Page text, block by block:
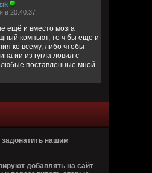
в 20:40:37
ещё и вместо мозга
компьют, то ч бы еще и
ко всему, либо чтобы
ии из гугла ловил с
поставленные мной
в 20:39:10
на их отсутствие, на то
бухать, трахаться.
не сдохнет, но и тут могут
нашим
добавлять на сайт